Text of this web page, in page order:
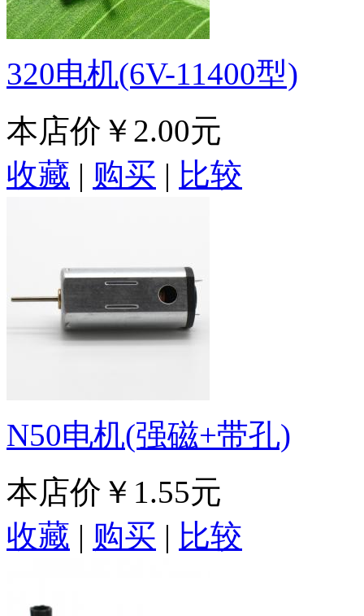
320电机(6V-11400型)
本店价 ￥2.00元
收藏 | 购买 | 比较
N50电机(强磁+带孔)
本店价 ￥1.55元
收藏 | 购买 | 比较